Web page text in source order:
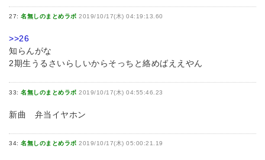
27: 名無しのまとめラボ 2019/10/17(木) 04:19:13.60
>>26
知らんがな
2期生うるさいらしいからそっちと絡めばええやん
33: 名無しのまとめラボ 2019/10/17(木) 04:55:46.23
新曲 弁当イヤホン
34: 名無しのまとめラボ 2019/10/17(木) 05:00:21.19